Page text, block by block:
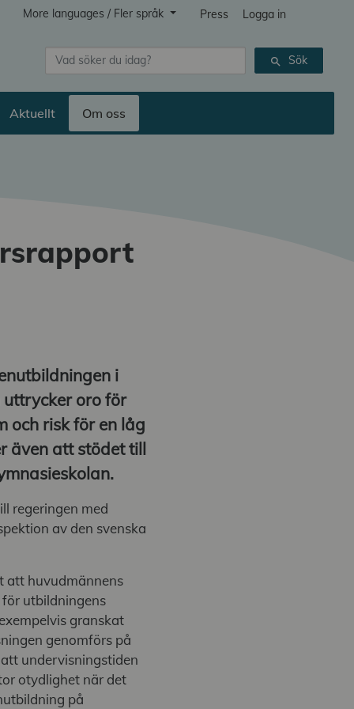
More languages / Fler språk Press Logga in
search Sök
Aktuellt Om oss
i
oro för
och risk för en låg
även att stödet till
regeringen med
av den svenska
att huvudmännens
utbildningens
granskat
genomförs på
undervisningstiden
otydlighet när det
på